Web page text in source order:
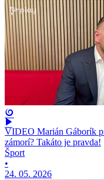
VIDEO Marián Gáborík
zámorí? Takáto je pravda!
Šport
•
24. 05. 2026